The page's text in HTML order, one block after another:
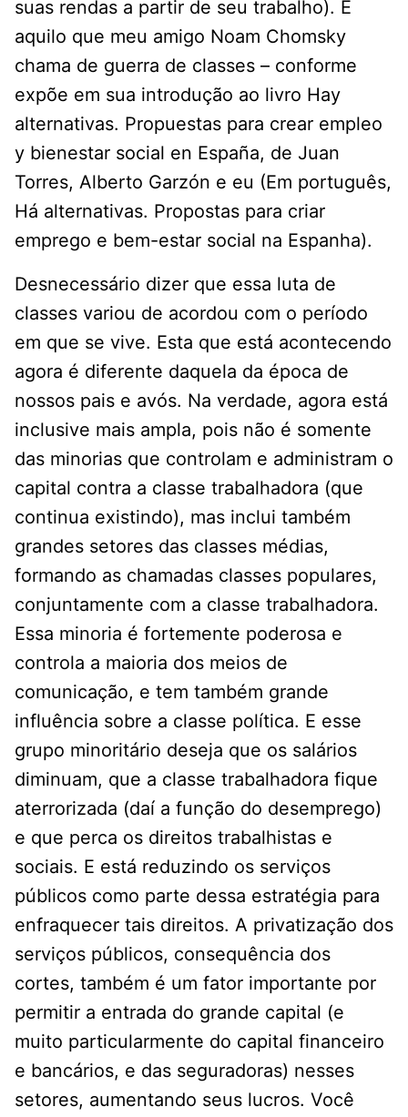
suas rendas a partir de seu trabalho). É
aquilo que meu amigo Noam Chomsky
chama de guerra de classes – conforme
expõe em sua introdução ao livro Hay
alternativas. Propuestas para crear empleo
y bienestar social en España, de Juan
Torres, Alberto Garzón e eu (Em português,
Há alternativas. Propostas para criar
emprego e bem-estar social na Espanha).
Desnecessário dizer que essa luta de
classes variou de acordou com o período
em que se vive. Esta que está acontecendo
agora é diferente daquela da época de
nossos pais e avós. Na verdade, agora está
inclusive mais ampla, pois não é somente
das minorias que controlam e administram o
capital contra a classe trabalhadora (que
continua existindo), mas inclui também
grandes setores das classes médias,
formando as chamadas classes populares,
conjuntamente com a classe trabalhadora.
Essa minoria é fortemente poderosa e
controla a maioria dos meios de
comunicação, e tem também grande
influência sobre a classe política. E esse
grupo minoritário deseja que os salários
diminuam, que a classe trabalhadora fique
aterrorizada (daí a função do desemprego)
e que perca os direitos trabalhistas e
sociais. E está reduzindo os serviços
públicos como parte dessa estratégia para
enfraquecer tais direitos. A privatização dos
serviços públicos, consequência dos
cortes, também é um fator importante por
permitir a entrada do grande capital (e
muito particularmente do capital financeiro
e bancários, e das seguradoras) nesses
setores, aumentando seus lucros. Você